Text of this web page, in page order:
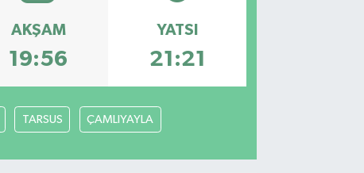
AKŞAM
19:56
YATSI
21:21
TARSUS ÇAMLIYAYLA